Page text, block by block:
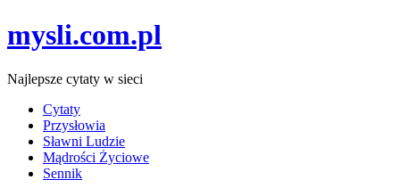
mysli.com.pl
Najlepsze cytaty w sieci
Cytaty
Przysłowia
Sławni Ludzie
Mądrości Życiowe
Sennik